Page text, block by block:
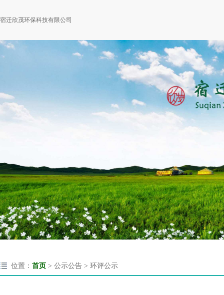
宿迁欣茂环保科技有限公司
位置： 首页 > 公示公告 > 环评公示